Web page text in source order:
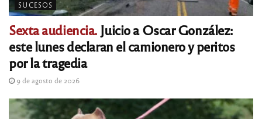
SUCESOS
Sexta audiencia.Juicio a Oscar González:
este lunes declaran el camionero y peritos
por la tragedia
9 de agosto de 2026